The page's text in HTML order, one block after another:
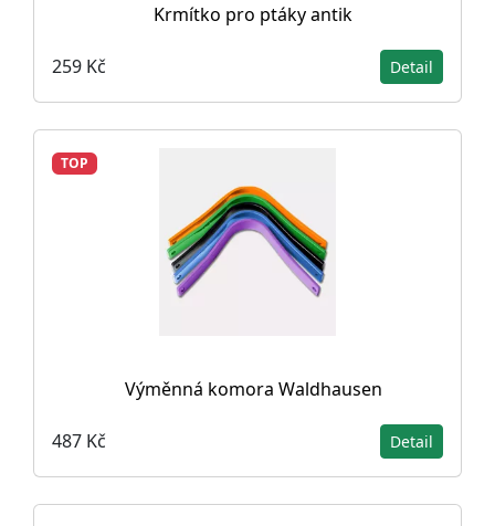
Krmítko pro ptáky antik
259 Kč Detail
TOP
Výměnná komora Waldhausen
487 Kč Detail